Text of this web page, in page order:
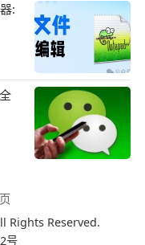
:
Rights Reserved.
号